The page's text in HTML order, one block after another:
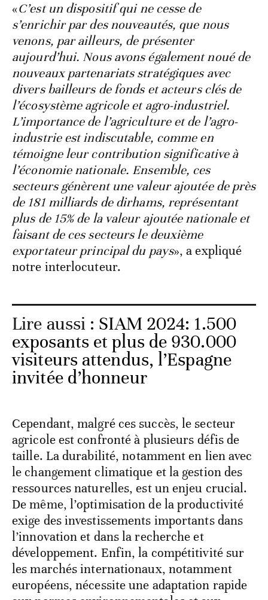
«C’est un dispositif qui ne cesse de
s’enrichir par des nouveautés, que nous
venons, par ailleurs, de présenter
aujourd’hui. Nous avons également noué de
nouveaux partenariats stratégiques avec
divers bailleurs de fonds et acteurs clés de
l’écosystème agricole et agro-industriel.
L’importance de l’agriculture et de l’agro-
industrie est indiscutable, comme en
témoigne leur contribution significative à
l’économie nationale. Ensemble, ces
secteurs génèrent une valeur ajoutée de près
de 181 milliards de dirhams, représentant
plus de 15% de la valeur ajoutée nationale et
faisant de ces secteurs le deuxième
exportateur principal du pays», a expliqué
notre interlocuteur.
Lire aussi : SIAM 2024: 1.500
exposants et plus de 930.000
visiteurs attendus, l’Espagne
invitée d’honneur
Cependant, malgré ces succès, le secteur
agricole est confronté à plusieurs défis de
taille. La durabilité, notamment en lien avec
le changement climatique et la gestion des
ressources naturelles, est un enjeu crucial.
De même, l’optimisation de la productivité
exige des investissements importants dans
l’innovation et dans la recherche et
développement. Enfin, la compétitivité sur
les marchés internationaux, notamment
européens, nécessite une adaptation rapide